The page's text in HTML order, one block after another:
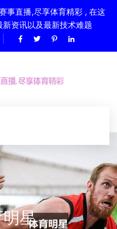
事直播,尽享体育精彩 , 在这
资讯以及最新技术难题
星